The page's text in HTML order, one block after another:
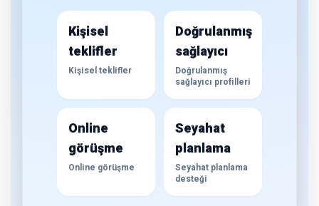
Kişisel
teklifler
Kişisel teklifler
Doğrulanmış
sağlayıcı
Doğrulanmış
sağlayıcı profilleri
Online
görüşme
Online görüşme
Seyahat
planlama
Seyahat planlama
desteği